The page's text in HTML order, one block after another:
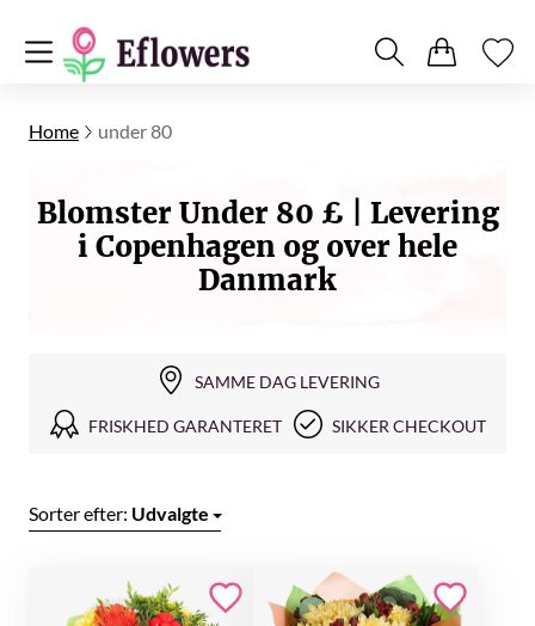
Home under 80
Blomster Under 80 £ | Levering
i Copenhagen og over hele
Danmark
SAMME DAG LEVERING
FRISKHED GARANTERET SIKKER CHECKOUT
Sorter efter: Udvalgte